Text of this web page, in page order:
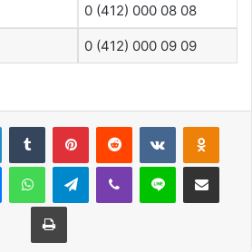
0 (412) 000 08 08
0 (412) 000 09 09
LinkedInTumblr PinterestReddit VKontakte
MessengerWhatsAppTelegramViber Line E-Posta ile
Yazdır